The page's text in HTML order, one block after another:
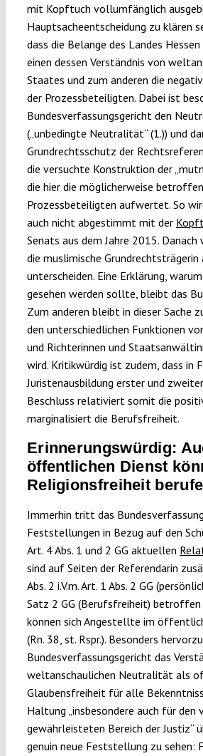
mit Kopftuch vollumfänglich
Hauptsacheentscheidung zu klären
dass die Belange des Landes
einen dessen Verständnis von
Staates und zum anderen die
der Prozessbeteiligten. Dabei ist
Bundesverfassungsgericht den
(„unbedingte Neutralität“ (1.)) und
Grundrechtsschutz der
die versuchte Konstruktion der
die hier die möglicherweise
Prozessbeteiligten aufwertet. So
auch nicht abgestimmt mit der
Senats aus dem Jahre 2015.
die muslimische
unterscheiden. Eine Erklärung,
gesehen werden sollte, bleibt das
Zum anderen bleibt in dieser Sache
den unterschiedlichen Funktionen
und Richterinnen und
wird. Kritikwürdig ist zudem, dass in
Juristenausbildung erster und
Beschluss relativiert somit die
marginalisiert die Berufsfreiheit.
Erinnerungswürdig:
öffentlichen Dienst
Religionsfreiheit
Immerhin tritt das
Feststellungen in Bezug auf den
Art. 4 Abs. 1 und 2 GG aktuellen
sind auf Seiten der Referendarin
Abs. 2 i.V.m. Art. 1 Abs. 2 GG
Satz 2 GG (Berufsfreiheit) betroffen
können sich Angestellte im
(Rn. 38, st. Rspr.). Besonders
Bundesverfassungsgericht das
weltanschaulichen Neutralität als
Glaubensfreiheit für alle
Haltung „insbesondere auch für
gewährleisteten Bereich der Justiz“
genuin neue Feststellung zu sehen: